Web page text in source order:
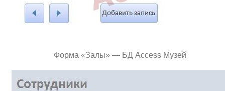
Форма «Залы» — БД Access Музей